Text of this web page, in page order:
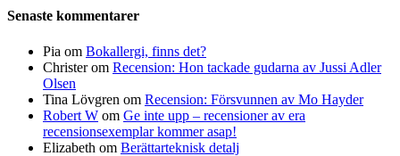
Senaste kommentarer
Pia om Bokallergi, finns det?
Christerom Recension: Hon tackade gudarna av Jussi Adler
Olsen
Tina Lövgren om Recension: Försvunnen av Mo Hayder
Robert W om Ge inte upp – recensioner av era
recensionsexemplar kommer asap!
Elizabeth om Berättarteknisk detalj